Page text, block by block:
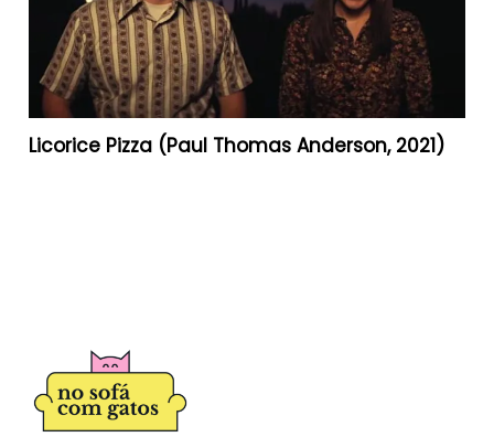
Licorice Pizza (Paul Thomas Anderson, 2021)